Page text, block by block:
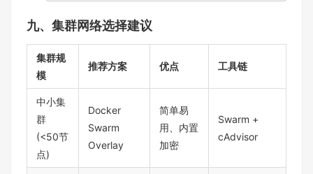
九、集群网络选择建议
集群规
模
推荐方案 优点 工具链
中小集
群
(<50节
点)
Docker
Swarm
Overlay
简单易
用、内置
加密
Swarm +
cAdvisor